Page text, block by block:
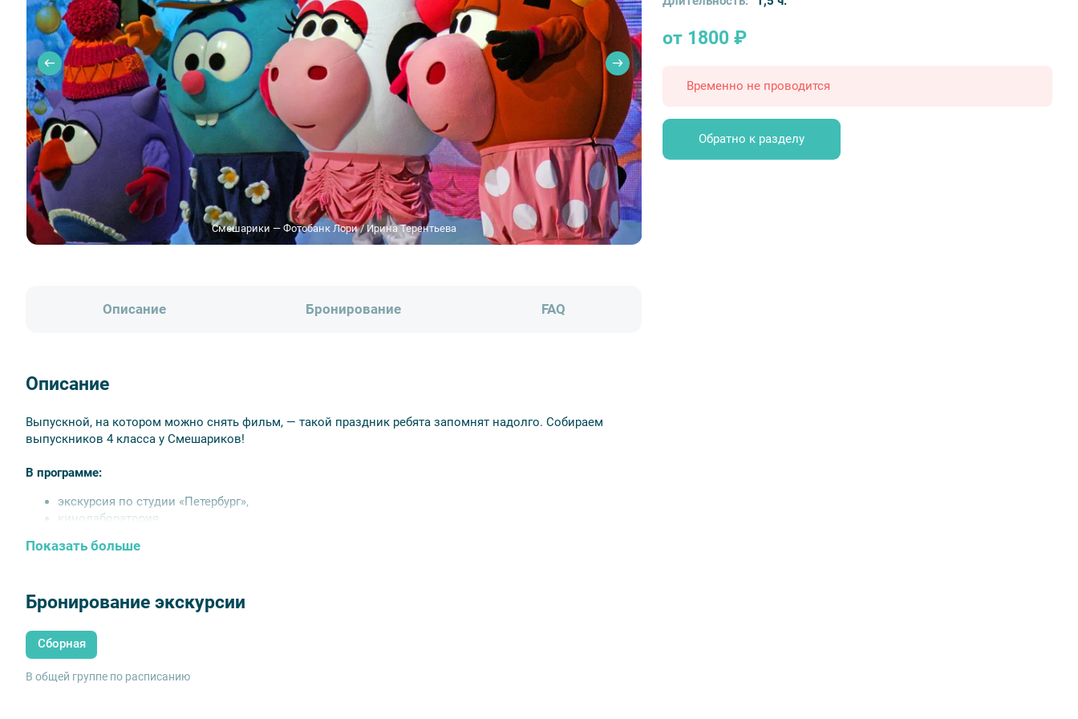
Смешарики — Фотобанк Лори / Ирина Терентьева
от 1800 ₽
Временно не проводится
Обратно к разделу
Описание Бронирование FAQ
Описание
Выпускной, на котором можно снять фильм, — такой праздник ребята запомнят надолго. Собираем
выпускников 4 класса у Смешариков!
В программе:
экскурсия по студии «Петербург»,
кинолаборатория,
проводником в волшебном мире анимации:
покажет секретные кадры из мультфильма,
научит создавать собственный карманный мультик.
Показать больше
Бронирование экскурсии
Сборная
В общей группе по расписанию